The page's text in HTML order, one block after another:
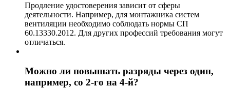
Продление удостоверения зависит от сферы
деятельности. Например, для монтажника систем
вентиляции необходимо соблюдать нормы СП
60.13330.2012. Для других профессий требования могут
отличаться.
Можно ли повышать разряды через один,
например, со 2-го на 4-й?